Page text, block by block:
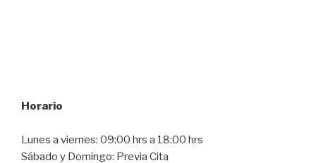
Horario
Lunes a viernes: 09:00 hrs a 18:00 hrs
Sábado y Domingo: Previa Cita